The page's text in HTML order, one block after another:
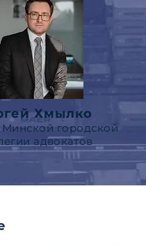
Хмылко
Минской городской
адвокатов